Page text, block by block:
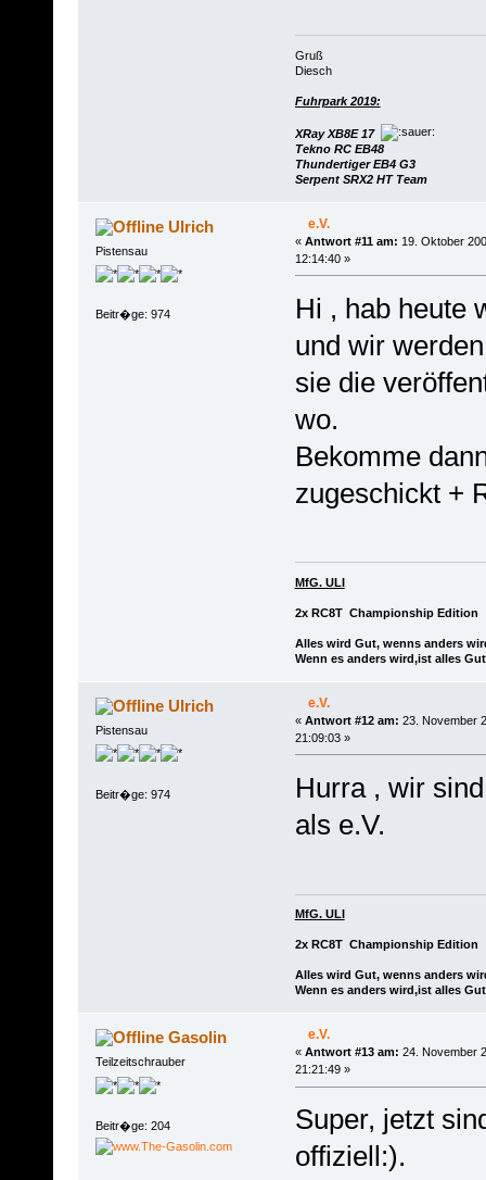
Gruß
Diesch
Fuhrpark 2019:
XRay XB8E 17
Tekno RC EB48
Thundertiger EB4 G3
Serpent SRX2 HT Team
Ulrich
Pistensau
Beitr�ge: 974
e.V.
« Antwort #11 am: 19. Oktober
12:14:40 »
Hi , hab heute
und wir
sie die
wo.
Bekomme
zugeschickt +
MfG. ULI
2x RC8T Championship Edition
Alles wird Gut, wenns anders
Wenn es anders wird,ist alles Gut
Ulrich
Pistensau
Beitr�ge: 974
e.V.
« Antwort #12 am: 23. November
21:09:03 »
Hurra , wir
als e.V.
MfG. ULI
2x RC8T Championship Edition
Alles wird Gut, wenns anders
Wenn es anders wird,ist alles Gut
Gasolin
Teilzeitschrauber
Beitr�ge: 204
e.V.
« Antwort #13 am: 24. November
21:21:49 »
Super, jetzt
offiziell:).